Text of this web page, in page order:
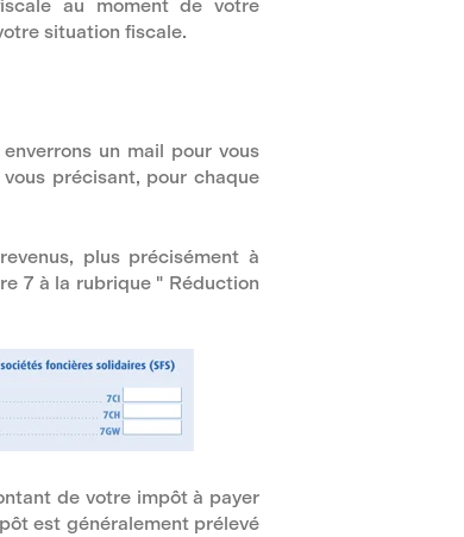
au moment de votre
situation fiscale.
un mail pour vous
précisant, pour chaque
plus précisément à
7 à la rubrique " Réduction
de votre impôt à payer
est généralement prélevé